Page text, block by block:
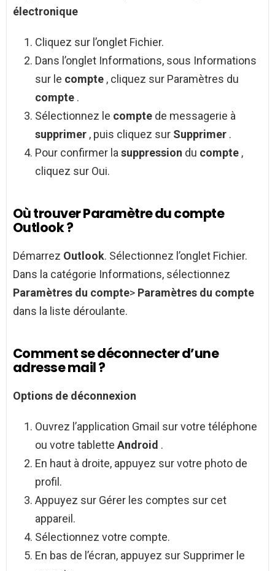
électronique
Cliquez sur l’onglet Fichier.
Dans l’onglet Informations, sous Informations
sur le compte , cliquez sur Paramètres du
compte .
Sélectionnez le compte de messagerie à
supprimer , puis cliquez sur Supprimer .
Pour confirmer la suppression du compte ,
cliquez sur Oui.
Où trouver Paramètre du compte
Outlook ?
Démarrez Outlook. Sélectionnez l’onglet Fichier.
Dans la catégorie Informations, sélectionnez
Paramètres du compte> Paramètres du compte
dans la liste déroulante.
Comment se déconnecter d’une
adresse mail ?
Options de déconnexion
Ouvrez l’application Gmail sur votre téléphone
ou votre tablette Android .
En haut à droite, appuyez sur votre photo de
profil.
Appuyez sur Gérer les comptes sur cet
appareil.
Sélectionnez votre compte.
En bas de l’écran, appuyez sur Supprimer le